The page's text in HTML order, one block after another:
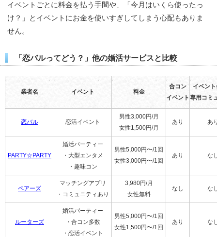
イベントごとに料金を払う手間や、「今月はいくら使ったっ
け？」とイベントにお金を使いすぎしてしまう心配もありま
せん。
「恋バルってどう？」他の婚活サービスと比較
業者名 イベント 料金
合コン
イベント
イベン
専用コミ
恋バル 恋活イベント
男性3,000円/月
女性1,500円/月
あり あ
PARTY☆PARTY
婚活パーティー
・大型エンタメ
・趣味コン
男性5,000円〜/1回
女性3,000円〜/1回
あり な
ペアーズ
マッチングアプリ
・コミュニティあり
3,980円/月
女性無料
なし な
ルーターズ
婚活パーティー
・合コン多数
・恋活イベント
男性5,000円〜/1回
女性1,500円〜/1回
あり な